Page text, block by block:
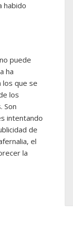
habido
puede
ha
los que se
los
Son
intentando
de
el
la